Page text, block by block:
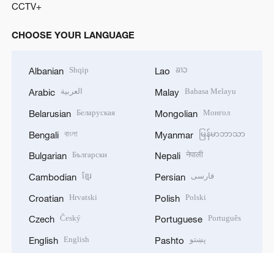
CCTV+
CHOOSE YOUR LANGUAGE
Albanian Shqip
Arabic العربية
Belarusian Беларуская
Bengali বাংলা
Bulgarian Български
Cambodian ខ្មែរ
Croatian Hrvatski
Czech Český
English English
Lao ລາວ
Malay Bahasa Melayu
Mongolian Монгол
Myanmar မြန်မာဘာသာ
Nepali नेपाली
Persian فارسی
Polish Polski
Portuguese Português
Pashto پښتو